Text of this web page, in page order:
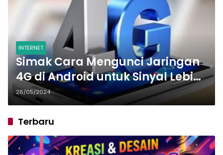
INTERNET
Simak Cara Mengunci Jaringan
4G di Android untuk Sinyal Lebih
Stabil!
26/05/2024
Terbaru